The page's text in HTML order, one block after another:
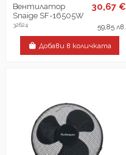
Вентилатор
Snaige SF-16505W
32624
30,67 €
59,85 лв.
Добави в количката